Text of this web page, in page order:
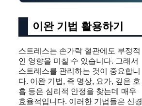
이완 기법 활용하기
스트레스는 손가락 혈관에도 부정적
인 영향을 미칠 수 있습니다. 그래서
스트레스를 관리하는 것이 중요합니
다. 이완 기법, 즉 명상, 요가, 깊은 호
흡 등은 심리적 안정을 찾는데 매우
효율적입니다. 이러한 기법들은 신경